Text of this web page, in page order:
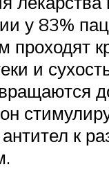
у 83%
проходят
и
к